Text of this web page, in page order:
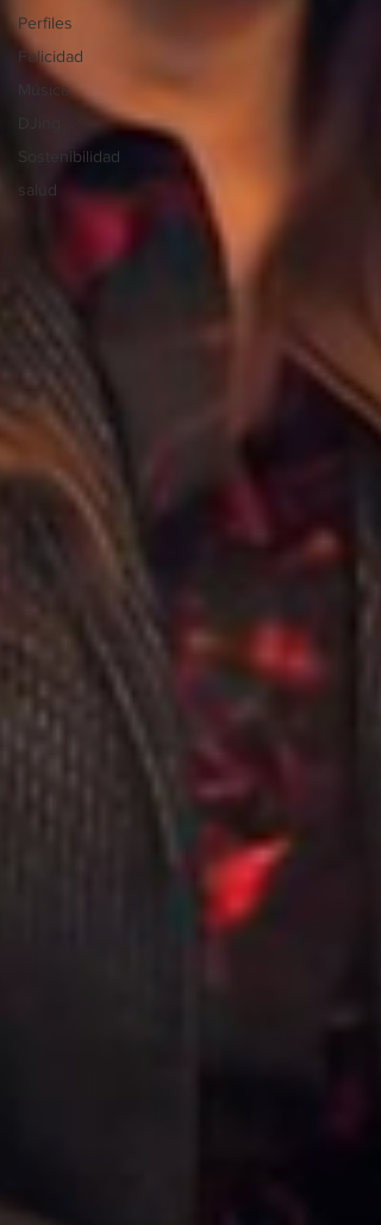
Perfiles
Felicidad
Música
Sostenibilidad
salud